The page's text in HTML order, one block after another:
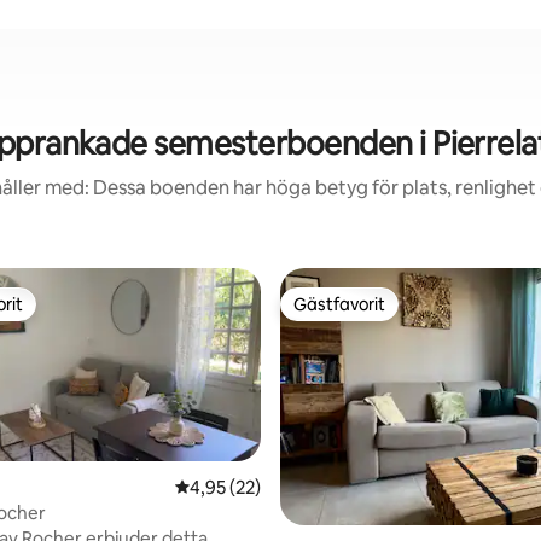
semesterboenden i
med: Dessa boenden har höga betyg för plats, renlighet
betyg, 319 omdömen
4,95 av 5 i genomsnittligt betyg, 22
4,95 (22)
Gästfavorit
Gästfavorit